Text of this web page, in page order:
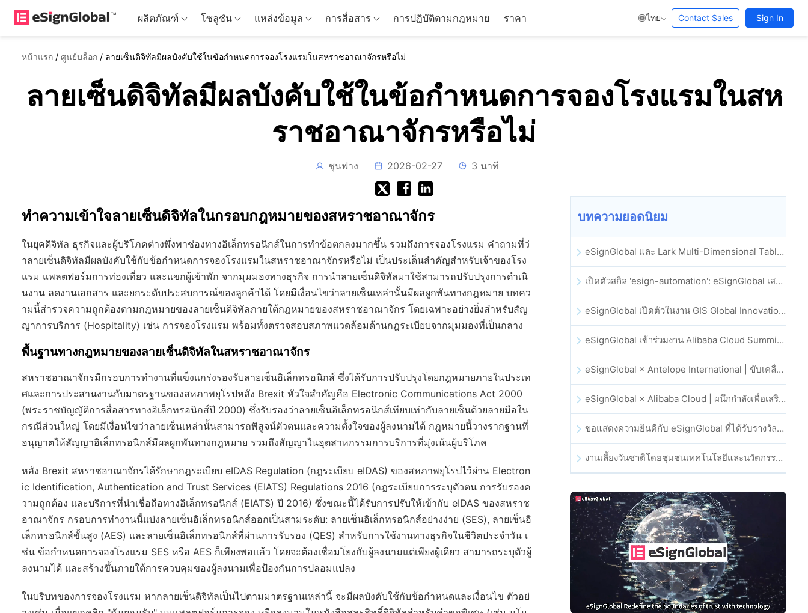
ผลิตภัณฑ์ โซลูชัน แหล่งข้อมูล การสื่อสาร การปฏิบัติตามกฎหมาย ราคา ไทย Contact Sales Sign In
หน้าแรก / ศูนย์บล็อก / ลายเซ็นดิจิทัลมีผลบังคับใช้ในข้อกำหนดการจองโรงแรมในสหราชอาณาจักรหรือไม่
ลายเซ็นดิจิทัลมีผลบังคับใช้ในข้อกำหนดการจองโรงแรมในสห
ราชอาณาจักรหรือไม่
ชุนฟาง 2026-02-27 3 นาที
ทำความเข้าใจลายเซ็นดิจิทัลในกรอบกฎหมายของสหราชอาณาจักร
ในยุคดิจิทัล ธุรกิจและผู้บริโภคต่างพึ่งพาช่องทางอิเล็กทรอนิกส์ในการทำข้อตกลงมากขึ้น รวมถึงการจองโรงแรม คำถามที่ว่
าลายเซ็นดิจิทัลมีผลบังคับใช้กับข้อกำหนดการจองโรงแรมในสหราชอาณาจักรหรือไม่ เป็นประเด็นสำคัญสำหรับเจ้าของโรง
แรม แพลตฟอร์มการท่องเที่ยว และแขกผู้เข้าพัก จากมุมมองทางธุรกิจ การนำลายเซ็นดิจิทัลมาใช้สามารถปรับปรุงการดำเนิ
นงาน ลดงานเอกสาร และยกระดับประสบการณ์ของลูกค้าได้ โดยมีเงื่อนไขว่าลายเซ็นเหล่านั้นมีผลผูกพันทางกฎหมาย บทคว
ามนี้สำรวจความถูกต้องตามกฎหมายของลายเซ็นดิจิทัลภายใต้กฎหมายของสหราชอาณาจักร โดยเฉพาะอย่างยิ่งสำหรับสัญ
ญาการบริการ (Hospitality) เช่น การจองโรงแรม พร้อมทั้งตรวจสอบสภาพแวดล้อมด้านกฎระเบียบจากมุมมองที่เป็นกลาง
พื้นฐานทางกฎหมายของลายเซ็นดิจิทัลในสหราชอาณาจักร
สหราชอาณาจักรมีกรอบการทำงานที่แข็งแกร่งรองรับลายเซ็นอิเล็กทรอนิกส์ ซึ่งได้รับการปรับปรุงโดยกฎหมายภายในประเท
ศและการประสานงานกับมาตรฐานของสหภาพยุโรปหลัง Brexit หัวใจสำคัญคือ Electronic Communications Act 2000
(พระราชบัญญัติการสื่อสารทางอิเล็กทรอนิกส์ปี 2000) ซึ่งรับรองว่าลายเซ็นอิเล็กทรอนิกส์เทียบเท่ากับลายเซ็นด้วยลายมือใน
กรณีส่วนใหญ่ โดยมีเงื่อนไขว่าลายเซ็นเหล่านั้นสามารถพิสูจน์ตัวตนและความตั้งใจของผู้ลงนามได้ กฎหมายนี้วางรากฐานที่
อนุญาตให้สัญญาอิเล็กทรอนิกส์มีผลผูกพันทางกฎหมาย รวมถึงสัญญาในอุตสาหกรรมการบริการที่มุ่งเน้นผู้บริโภค
หลัง Brexit สหราชอาณาจักรได้รักษากฎระเบียบ eIDAS Regulation (กฎระเบียบ eIDAS) ของสหภาพยุโรปไว้ผ่าน Electron
ic Identification, Authentication and Trust Services (EIATS) Regulations 2016 (กฎระเบียบการระบุตัวตน การรับรองค
วามถูกต้อง และบริการที่น่าเชื่อถือทางอิเล็กทรอนิกส์ (EIATS) ปี 2016) ซึ่งขณะนี้ได้รับการปรับให้เข้ากับ eIDAS ของสหราช
อาณาจักร กรอบการทำงานนี้แบ่งลายเซ็นอิเล็กทรอนิกส์ออกเป็นสามระดับ: ลายเซ็นอิเล็กทรอนิกส์อย่างง่าย (SES), ลายเซ็นอิ
เล็กทรอนิกส์ขั้นสูง (AES) และลายเซ็นอิเล็กทรอนิกส์ที่ผ่านการรับรอง (QES) สำหรับการใช้งานทางธุรกิจในชีวิตประจำวัน เ
ช่น ข้อกำหนดการจองโรงแรม SES หรือ AES ก็เพียงพอแล้ว โดยจะต้องเชื่อมโยงกับผู้ลงนามแต่เพียงผู้เดียว สามารถระบุตัวผู้
ลงนามได้ และสร้างขึ้นภายใต้การควบคุมของผู้ลงนามเพื่อป้องกันการปลอมแปลง
ในบริบทของการจองโรงแรม หากลายเซ็นดิจิทัลเป็นไปตามมาตรฐานเหล่านี้ จะมีผลบังคับใช้กับข้อกำหนดและเงื่อนไข ตัวอย่
บทความยอดนิยม
eSignGlobal และ Lark Multi-Dimensional Table ผสานรวมกันอย่างเป็นทางการ: การลงนามและการเก็บถาวรสัญญาอิเล็กทรอนิกส์แบบอัตโนมัติเต็มรูปแบบ
เปิดตัวสกิล 'esign-automation': eSignGlobal เสริมศักยภาพให้ OpenClaw ด้วยลายเซ็นอิเล็กทรอนิกส์อัตโนมัติ
eSignGlobal เปิดตัวในงาน GIS Global Innovation Exhibition 2025
eSignGlobal เข้าร่วมงาน Alibaba Cloud Summit 2025 ที่ฮ่องกง เพื่อขับเคลื่อนนวัตกรรมคลาวด์ที่ขับเคลื่อนด้วย AI และความเชื่อมั่นทางดิจิทัล
eSignGlobal × Antelope International | ขับเคลื่อนเวิร์กโฟลดิจิทัลที่ปลอดภัยและขับเคลื่อนด้วย AI
eSignGlobal × Alibaba Cloud | ผนึกกำลังเพื่อเสริมสร้างความเชื่อมั่นดิจิทัลระดับโลกสำหรับฟินเทค
ขอแสดงความยินดีกับ eSignGlobal ที่ได้รับรางวัล CAHK STAR Award 2025
งานเลี้ยงวันชาติโดยชุมชนเทคโนโลยีและนวัตกรรมฮ่องกง